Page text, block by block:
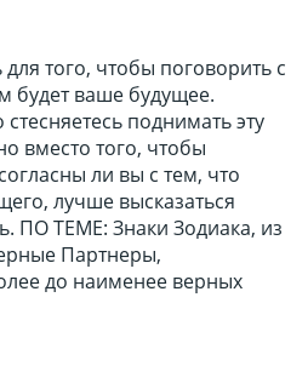
того, чтобы поговорить с
будет ваше будущее.
поднимать эту
вместо того, чтобы
ли вы с тем, что
лучше высказаться
ПО ТЕМЕ: Знаки Зодиака, из
Партнеры,
до наименее верных